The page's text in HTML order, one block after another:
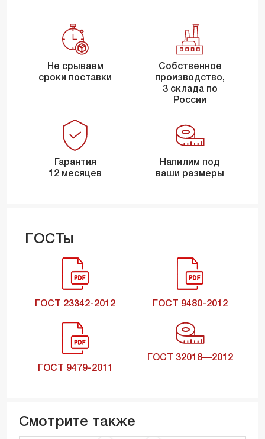
Не срываем
сроки поставки
Собственное
производство,
3 склада по
России
Гарантия
12 месяцев
Напилим под
ваши размеры
ГОСТы
ГОСТ 23342-2012 ГОСТ 9480-2012
ГОСТ 9479-2011
ГОСТ 32018—2012
Смотрите также